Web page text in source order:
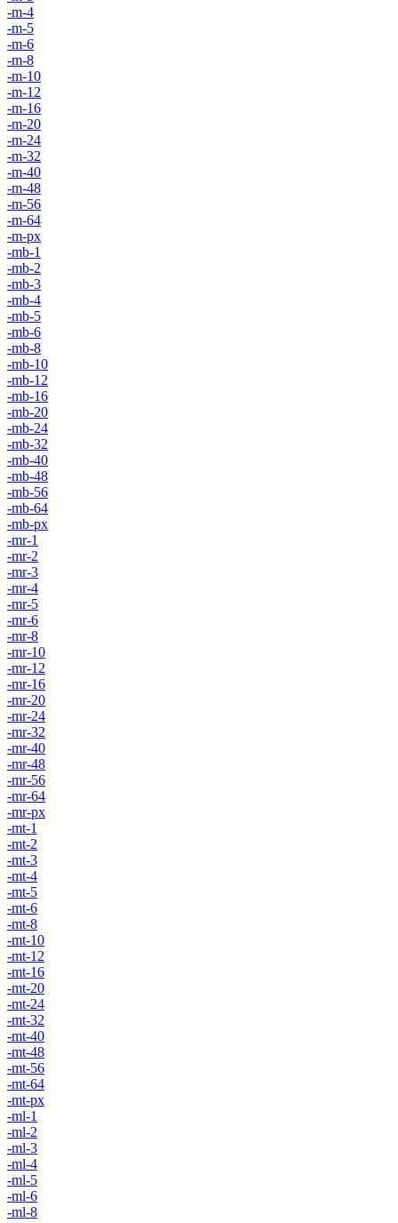
-m-4
-m-5
-m-6
-m-8
-m-10
-m-12
-m-16
-m-20
-m-24
-m-32
-m-40
-m-48
-m-56
-m-64
-m-px
-mb-1
-mb-2
-mb-3
-mb-4
-mb-5
-mb-6
-mb-8
-mb-10
-mb-12
-mb-16
-mb-20
-mb-24
-mb-32
-mb-40
-mb-48
-mb-56
-mb-64
-mb-px
-mr-1
-mr-2
-mr-3
-mr-4
-mr-5
-mr-6
-mr-8
-mr-10
-mr-12
-mr-16
-mr-20
-mr-24
-mr-32
-mr-40
-mr-48
-mr-56
-mr-64
-mr-px
-mt-1
-mt-2
-mt-3
-mt-4
-mt-5
-mt-6
-mt-8
-mt-10
-mt-12
-mt-16
-mt-20
-mt-24
-mt-32
-mt-40
-mt-48
-mt-56
-mt-64
-mt-px
-ml-1
-ml-2
-ml-3
-ml-4
-ml-5
-ml-6
-ml-8